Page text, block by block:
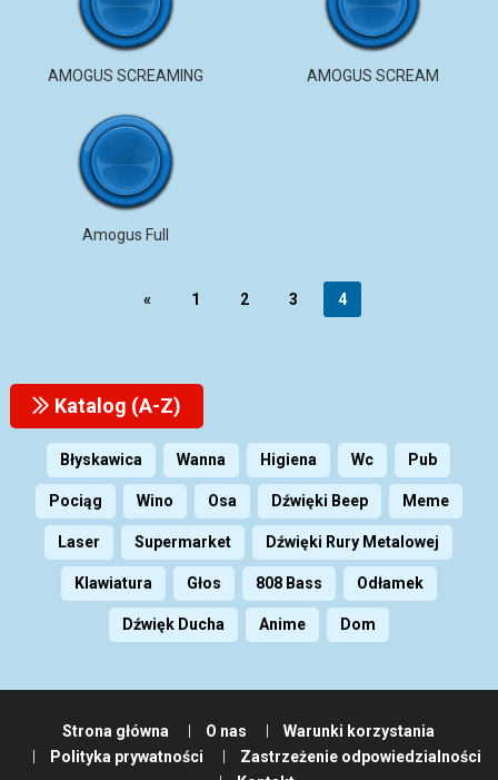
AMOGUS SCREAMING AMOGUS SCREAM
Amogus Full
« 1 2 3 4
Katalog (A-Z)
Błyskawica Wanna Higiena Wc Pub
Pociąg Wino Osa Dźwięki Beep Meme
Laser Supermarket Dźwięki Rury Metalowej
Klawiatura Głos 808 Bass Odłamek
Dźwięk Ducha Anime Dom
Strona główna O nas
Warunki korzystania
Polityka prywatności
Zastrzeżenie odpowiedzialności